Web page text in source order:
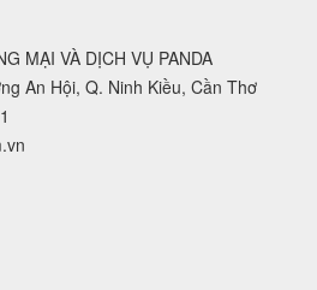
MẠI VÀ DỊCH VỤ PANDA
An Hội, Q. Ninh Kiều, Cần Thơ